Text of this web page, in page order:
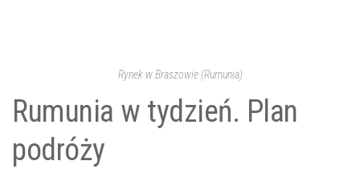
Rynek w Braszowie (Rumunia)
Rumunia w tydzień. Plan
podróży